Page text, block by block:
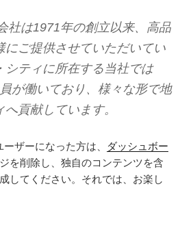
社は1971年の創立以来、高品
にご提供させていただいてい
シティに所在する当社では
が働いており、様々な形で地
貢献しています。
ザーになった方は、
ダッシュボー
を削除し、独自のコンテンツを含
してください。それでは、お楽し